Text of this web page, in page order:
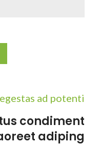
ad potenti
condiment
adiping